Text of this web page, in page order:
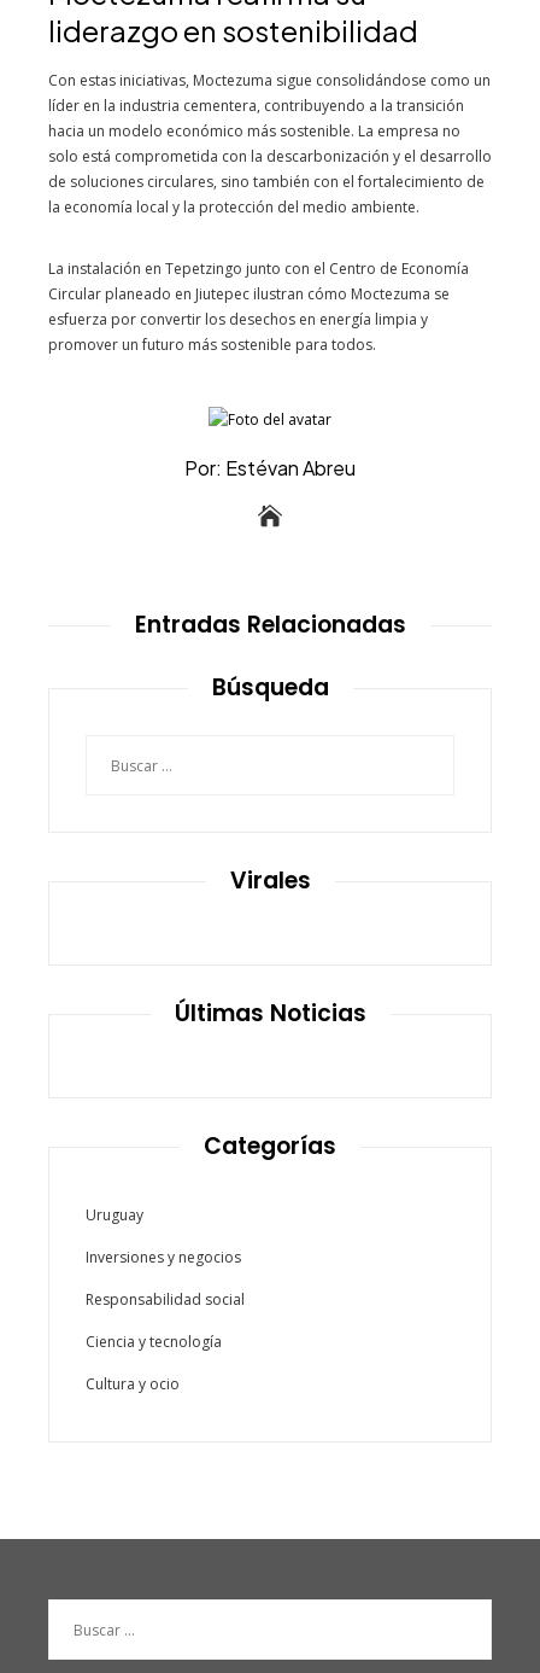
liderazgo en sostenibilidad
Con estas iniciativas, Moctezuma sigue consolidándose como un
líder en la industria cementera, contribuyendo a la transición
hacia un modelo económico más sostenible. La empresa no
solo está comprometida con la descarbonización y el desarrollo
de soluciones circulares, sino también con el fortalecimiento de
la economía local y la protección del medio ambiente.
La instalación en Tepetzingo junto con el Centro de Economía
Circular planeado en Jiutepec ilustran cómo Moctezuma se
esfuerza por convertir los desechos en energía limpia y
promover un futuro más sostenible para todos.
Por: Estévan Abreu
Entradas Relacionadas
Búsqueda
Virales
Últimas Noticias
Categorías
Uruguay
Inversiones y negocios
Responsabilidad social
Ciencia y tecnología
Cultura y ocio